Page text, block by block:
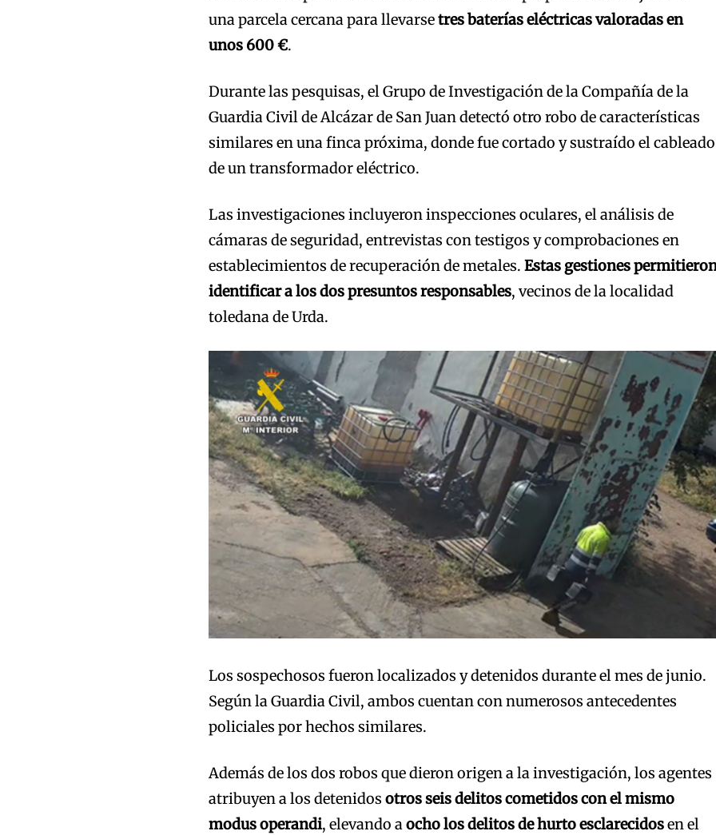
una parcela cercana para llevarsetres baterías eléctricas valoradas en
unos 600 €.
Durante las pesquisas, el Grupo de Investigación de la Compañía de la
Guardia Civil de Alcázar de San Juan detectó otro robo de características
similares en una finca próxima, donde fue cortado y sustraído el cableado
de un transformador eléctrico.
Las investigaciones incluyeron inspecciones oculares, el análisis de
cámaras de seguridad, entrevistas con testigos y comprobaciones en
establecimientos de recuperación de metales. Estas gestiones
identificar a los dos presuntos responsables, vecinos de la localidad
toledana de Urda.
Los sospechosos fueron localizados y detenidos durante el mes de junio.
Según la Guardia Civil, ambos cuentan con numerosos antecedentes
policiales por hechos similares.
Además de los dos robos que dieron origen a la investigación, los agentes
atribuyen a los detenidos otros seis delitos cometidos con el mismo
modus operandi, elevando aocho los delitos de hurto esclarecidosen el